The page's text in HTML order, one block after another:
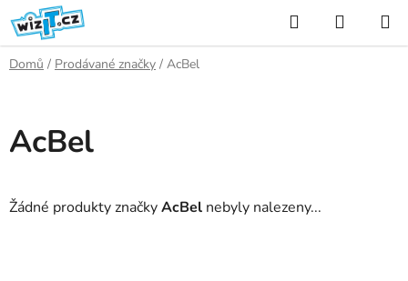
Přejít
na
obsah
Hledat
KOŠÍK
Domů / Prodávané značky / AcBel
AcBel
Žádné produkty značkyAcBel nebyly nalezeny...